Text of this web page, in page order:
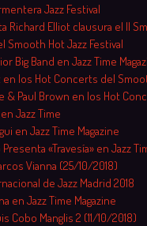
Jazz Festival
Richard Elliot clausura el II
Smooth Hot Jazz Festival
Big Band en Jazz Time
en los Hot Concerts del
& Paul Brown en los Hot
Jazz Time
en Jazz Time Magazine
«Travesía» en Jazz
Vianna (25/10/2018)
de Jazz Madrid 2018
en Jazz Time Magazine
Cobo Manglis 2 (11/10/2018)